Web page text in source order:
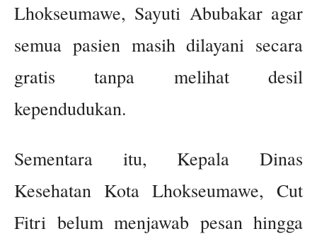
Lhokseumawe, Sayuti Abubakar agar
semua pasien masih dilayani secara
gratis tanpa melihat desil
kependudukan.
Sementara itu, Kepala Dinas
Kesehatan Kota Lhokseumawe, Cut
Fitri belum menjawab pesan hingga